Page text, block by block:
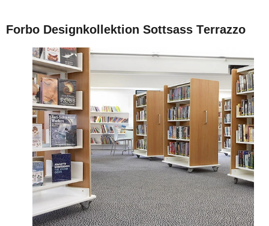
Forbo Designkollektion Sottsass Terrazzo